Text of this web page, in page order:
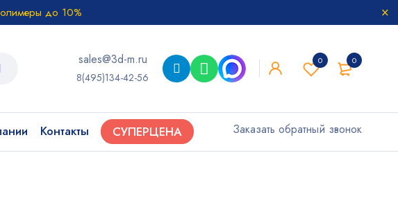
до 10%
0
0
sales@3d-m.ru
8(495)134-42-56
Контакты СУПЕРЦЕНА Заказать обратный звонок